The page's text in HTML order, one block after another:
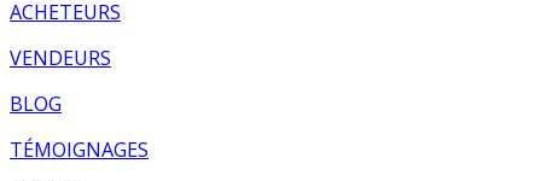
ACHETEURS
VENDEURS
BLOG
TÉMOIGNAGES